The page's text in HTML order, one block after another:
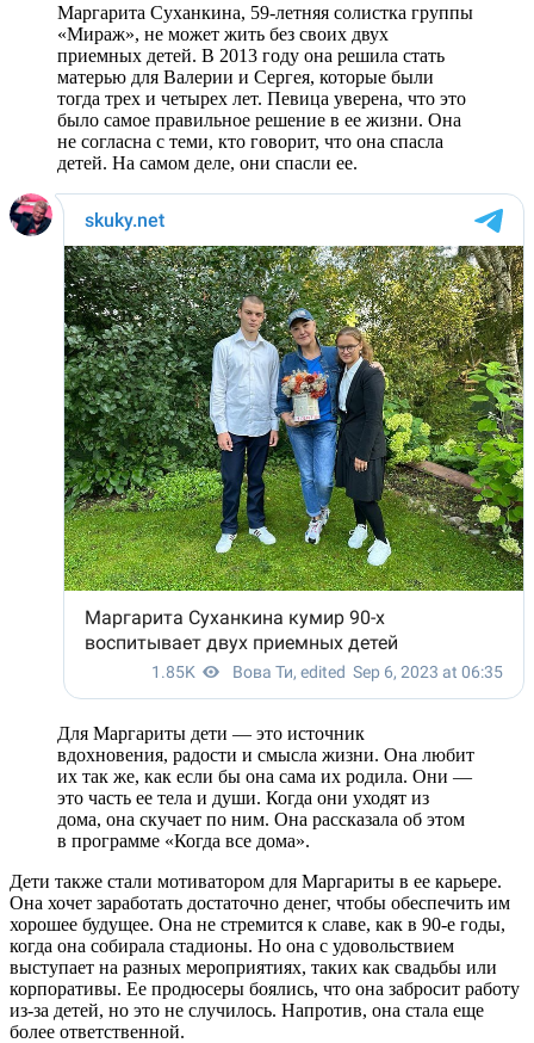
Маргарита Суханкина, 59-летняя солистка группы
«Мираж», не может жить без своих двух
приемных детей. В 2013 году она решила стать
матерью для Валерии и Сергея, которые были
тогда трех и четырех лет. Певица уверена, что это
было самое правильное решение в ее жизни. Она
не согласна с теми, кто говорит, что она спасла
детей. На самом деле, они спасли ее.
Для Маргариты дети — это источник
вдохновения, радости и смысла жизни. Она любит
их так же, как если бы она сама их родила. Они —
это часть ее тела и души. Когда они уходят из
дома, она скучает по ним. Она рассказала об этом
в программе «Когда все дома».
Дети также стали мотиватором для Маргариты в ее карьере.
Она хочет заработать достаточно денег, чтобы обеспечить им
хорошее будущее. Она не стремится к славе, как в 90-е годы,
когда она собирала стадионы. Но она с удовольствием
выступает на разных мероприятиях, таких как свадьбы или
корпоративы. Ее продюсеры боялись, что она забросит работу
из-за детей, но это не случилось. Напротив, она стала еще
более ответственной.